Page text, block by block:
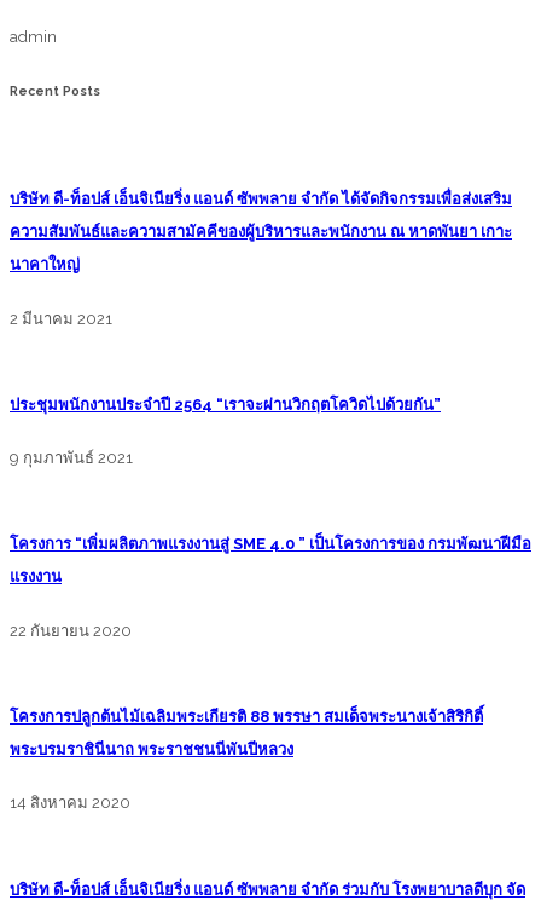
admin
Recent Posts
บริษัท ดี-ท็อปส์ เอ็นจิเนียริ่ง แอนด์ ซัพพลาย จำกัด ได้จัดกิจกรรมเพื่อส่งเสริม
ความสัมพันธ์และความสามัคคีของผู้บริหารและพนักงาน ณ หาดพันยา เกาะ
นาคาใหญ่
2 มีนาคม 2021
ประชุมพนักงานประจำปี 2564 “เราจะผ่านวิกฤตโควิดไปด้วยกัน”
9 กุมภาพันธ์ 2021
โครงการ “เพิ่มผลิตภาพแรงงานสู่ SME 4.0 ” เป็นโครงการของ กรมพัฒนาฝีมือ
แรงงาน
22 กันยายน 2020
โครงการปลูกต้นไม้เฉลิมพระเกียรติ 88 พรรษา สมเด็จพระนางเจ้าสิริกิติ์
พระบรมราชินีนาถ พระราชชนนีพันปีหลวง
14 สิงหาคม 2020
บริษัท ดี-ท็อปส์ เอ็นจิเนียริ่ง แอนด์ ซัพพลาย จำกัด ร่วมกับ โรงพยาบาลดีบุก จัด